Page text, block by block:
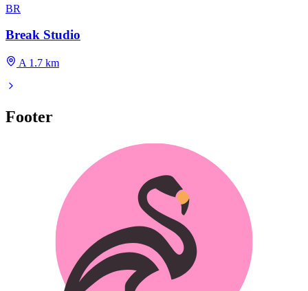
BR
Break Studio
A 1.7 km
Footer